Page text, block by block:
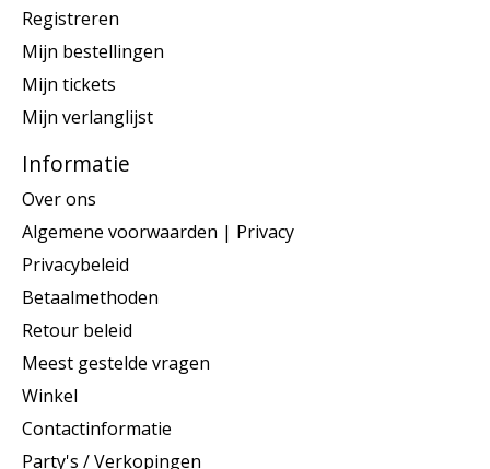
Registreren
Mijn bestellingen
Mijn tickets
Mijn verlanglijst
Informatie
Over ons
Algemene voorwaarden | Privacy
Privacybeleid
Betaalmethoden
Retour beleid
Meest gestelde vragen
Winkel
Contactinformatie
Party's / Verkopingen